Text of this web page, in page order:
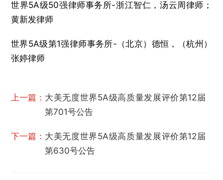
世界5A级50强律师事务所-浙江智仁，汤云周律师；
黄新发律师
世界5A级第1强律师事务所-（北京）德恒，（杭州）
张婷律师
上一篇： 大美无度世界5A级高质量发展评价第12届
第701号公告
下一篇： 大美无度世界5A级高质量发展评价第12届
第630号公告